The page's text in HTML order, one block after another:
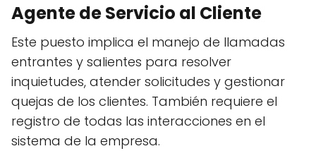
Agente de Servicio al Cliente
Este puesto implica el manejo de llamadas
entrantes y salientes para resolver
inquietudes, atender solicitudes y gestionar
quejas de los clientes. También requiere el
registro de todas las interacciones en el
sistema de la empresa.